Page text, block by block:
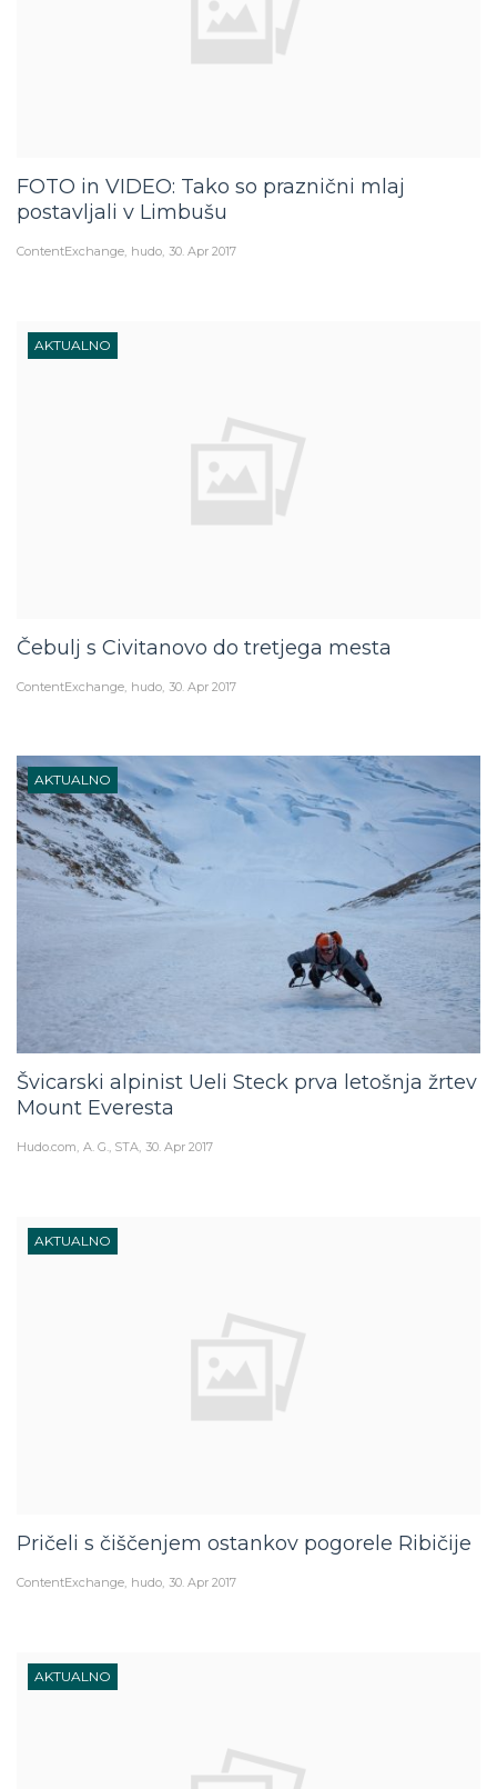
FOTO in VIDEO: Tako so praznični mlaj
postavljali v Limbušu
ContentExchange hudo 30. Apr 2017
AKTUALNO
Čebulj s Civitanovo do tretjega mesta
ContentExchange hudo 30. Apr 2017
AKTUALNO
Švicarski alpinist Ueli Steck prva letošnja žrtev
Mount Everesta
Hudo.com A. G., STA 30. Apr 2017
AKTUALNO
Pričeli s čiščenjem ostankov pogorele Ribičije
ContentExchange hudo 30. Apr 2017
AKTUALNO